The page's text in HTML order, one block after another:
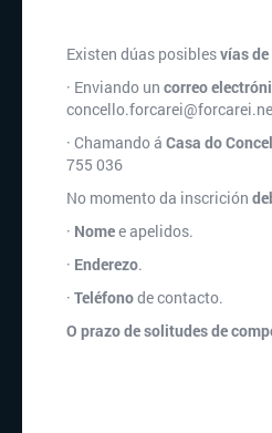
Existen dúas posiblesvías
· Enviando un correo
· Chamando á Casa do
755 036
No momento da inscrición
· Nomee apelidos.
· Enderezo.
· Teléfonode contacto.
O prazo de solitudes de